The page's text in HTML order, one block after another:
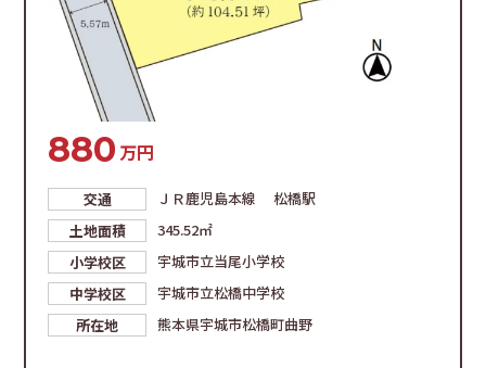
880 万円
交通
ＪＲ鹿児島本線 松橋駅
土地面積
345.52㎡
小学校区
宇城市立当尾小学校
中学校区
宇城市立松橋中学校
所在地
熊本県宇城市松橋町曲野